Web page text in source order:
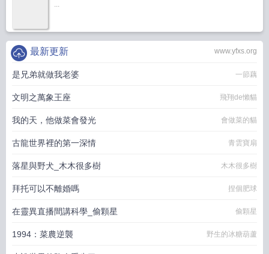
...
www.yfxs.org
最新更新
是兄弟就做我老婆 一節藕
文明之萬象王座 飛翔de懶貓
我的天，他做菜會發光 會做菜的貓
古龍世界裡的第一深情 青雲寶扇
落星與野犬_木木很多樹 木木很多樹
拜托可以不離婚嗎 捏個肥球
在靈異直播間講科學_偷顆星 偷顆星
1994：菜農逆襲 野生的冰糖葫蘆